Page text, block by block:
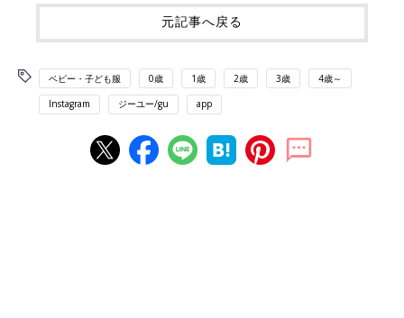
元記事へ戻る
ベビー・子ども服 0歳 1歳 2歳 3歳 4歳～
Instagram ジーユー/gu app